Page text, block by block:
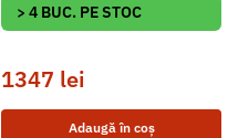
> 4 BUC. PE STOC
1347 lei
Adaugă în coș